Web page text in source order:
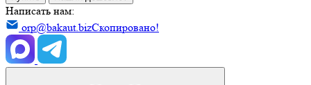
Написать нам:
orp@bakaut.bizСкопировано!